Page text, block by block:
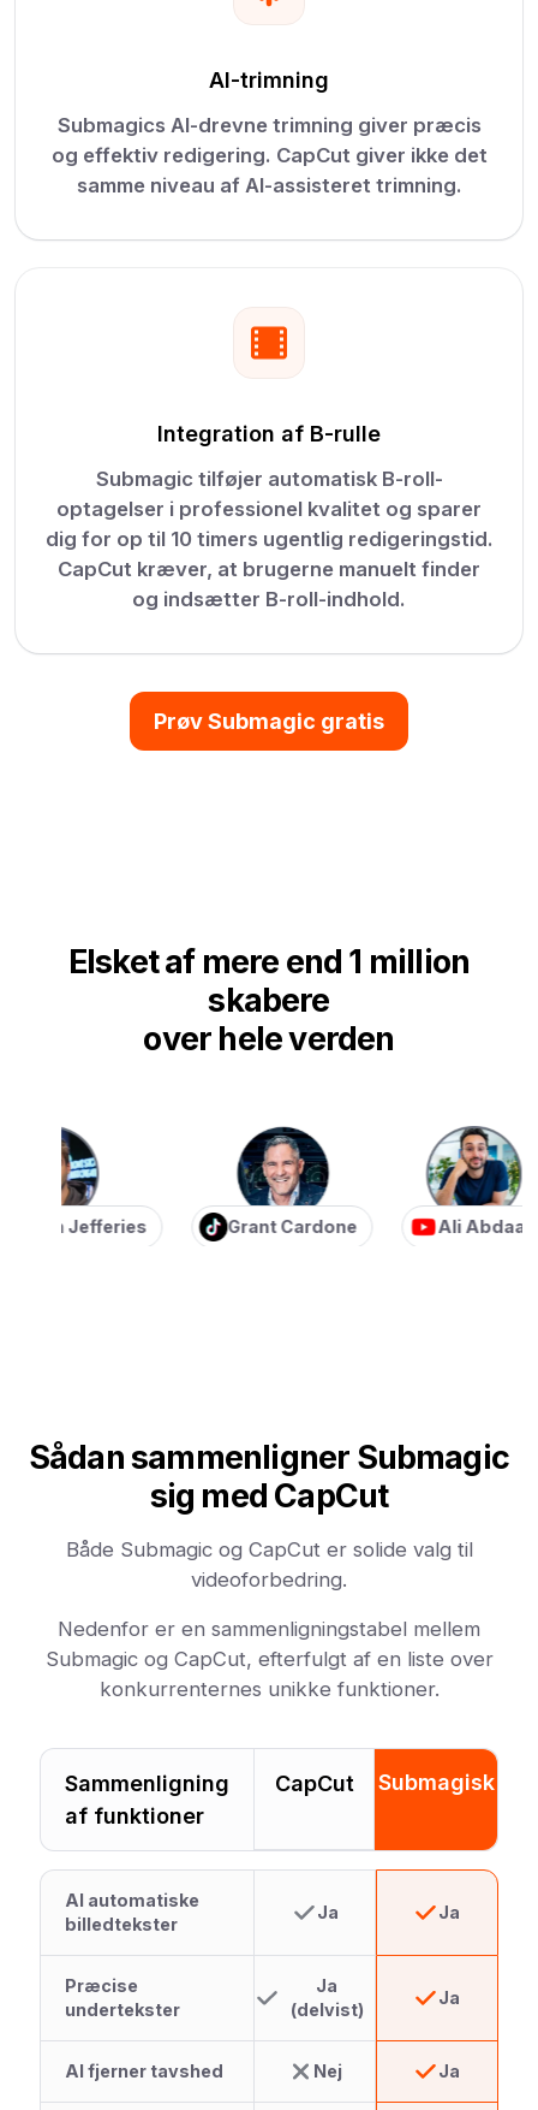
AI-trimning
Submagics AI-drevne trimning giver præcis
og effektiv redigering. CapCut giver ikke det
samme niveau af AI-assisteret trimning.
Integration af B-rulle
Submagic tilføjer automatisk B-roll-
optagelser i professionel kvalitet og sparer
dig for op til 10 timers ugentlig redigeringstid.
CapCut kræver, at brugerne manuelt finder
og indsætter B-roll-indhold.
Prøv Submagic gratis
Elsket af mere end 1 million
skabere
over hele verden
Jefferies Grant Cardone Ali Abdaal
Sådan sammenligner Submagic
sig med CapCut
Både Submagic og CapCut er solide valg til
videoforbedring.
Nedenfor er en sammenligningstabel mellem
Submagic og CapCut, efterfulgt af en liste over
konkurrenternes unikke funktioner.
Sammenligning
af funktioner
CapCut Submagisk
AI automatiske
billedtekster
Ja Ja
Præcise
undertekster
Ja
(delvist)
Ja
AI fjerner tavshed Nej Ja